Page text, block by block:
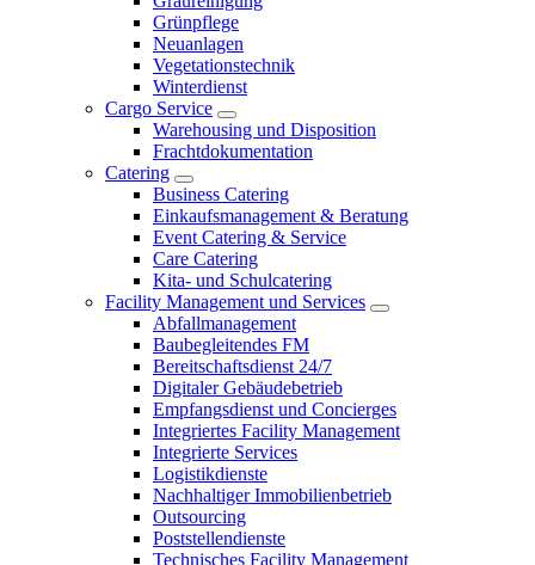
Grünpflege
Neuanlagen
Vegetationstechnik
Winterdienst
Cargo Service
Warehousing und Disposition
Frachtdokumentation
Catering
Business Catering
Einkaufsmanagement & Beratung
Event Catering & Service
Care Catering
Kita- und Schulcatering
Facility Management und Services
Abfallmanagement
Baubegleitendes FM
Bereitschaftsdienst 24/7
Digitaler Gebäudebetrieb
Empfangsdienst und Concierges
Integriertes Facility Management
Integrierte Services
Logistikdienste
Nachhaltiger Immobilienbetrieb
Outsourcing
Poststellendienste
Technisches Facility Management